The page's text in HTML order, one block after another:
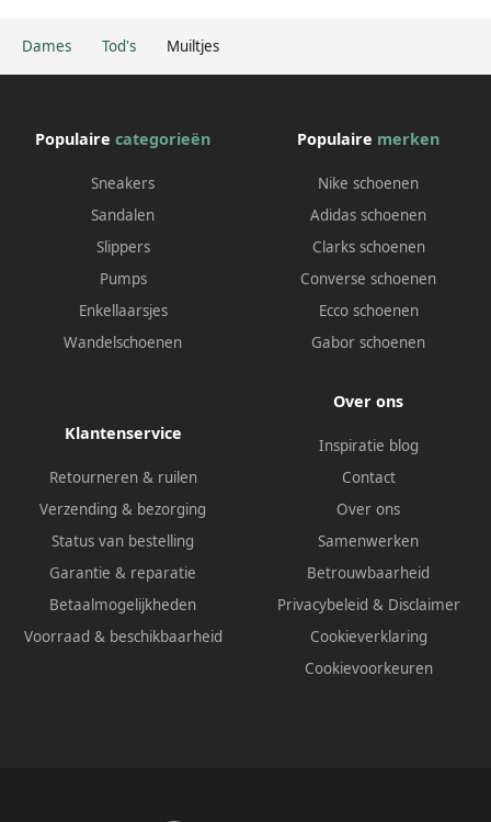
Dames Tod's Muiltjes
Populaire categorieën
Sneakers
Sandalen
Slippers
Pumps
Enkellaarsjes
Wandelschoenen
Populaire merken
Nike schoenen
Adidas schoenen
Clarks schoenen
Converse schoenen
Ecco schoenen
Gabor schoenen
Klantenservice
Retourneren & ruilen
Verzending & bezorging
Status van bestelling
Garantie & reparatie
Betaalmogelijkheden
Voorraad & beschikbaarheid
Over ons
Inspiratie blog
Contact
Over ons
Samenwerken
Betrouwbaarheid
Privacybeleid & Disclaimer
Cookieverklaring
Cookievoorkeuren